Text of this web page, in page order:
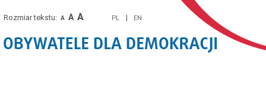
Rozmiar tekstu: A A A PL | EN